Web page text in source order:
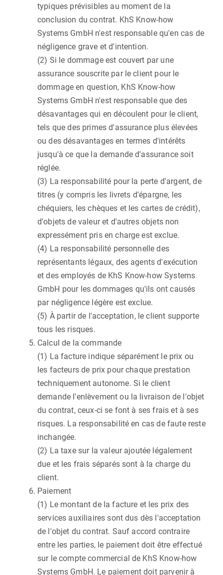
typiques prévisibles au moment de la
conclusion du contrat. KhS Know-how
Systems GmbH n'est responsable qu'en cas de
négligence grave et d'intention.
(2) Si le dommage est couvert par une
assurance souscrite par le client pour le
dommage en question, KhS Know-how
Systems GmbH n'est responsable que des
désavantages qui en découlent pour le client,
tels que des primes d'assurance plus élevées
ou des désavantages en termes d'intérêts
jusqu'à ce que la demande d'assurance soit
réglée.
(3) La responsabilité pour la perte d'argent, de
titres (y compris les livrets d'épargne, les
chéquiers, les chèques et les cartes de crédit),
d'objets de valeur et d'autres objets non
expressément pris en charge est exclue.
(4) La responsabilité personnelle des
représentants légaux, des agents d'exécution
et des employés de KhS Know-how Systems
GmbH pour les dommages qu'ils ont causés
par négligence légère est exclue.
(5) À partir de l'acceptation, le client supporte
tous les risques.
Calcul de la commande
(1) La facture indique séparément le prix ou
les facteurs de prix pour chaque prestation
techniquement autonome. Si le client
demande l'enlèvement ou la livraison de l'objet
du contrat, ceux-ci se font à ses frais et à ses
risques. La responsabilité en cas de faute reste
inchangée.
(2) La taxe sur la valeur ajoutée légalement
due et les frais séparés sont à la charge du
client.
Paiement
(1) Le montant de la facture et les prix des
services auxiliaires sont dus dès l'acceptation
de l'objet du contrat. Sauf accord contraire
entre les parties, le paiement doit être effectué
sur le compte commercial de KhS Know-how
Systems GmbH. Le paiement doit parvenir à